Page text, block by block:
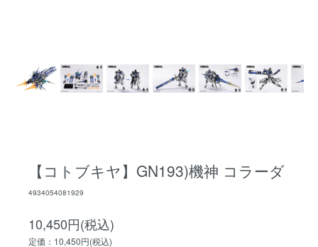
【コトブキヤ】GN193)機神 コラーダ
4934054081929
10,450円(税込)
定価：10,450円(税込)